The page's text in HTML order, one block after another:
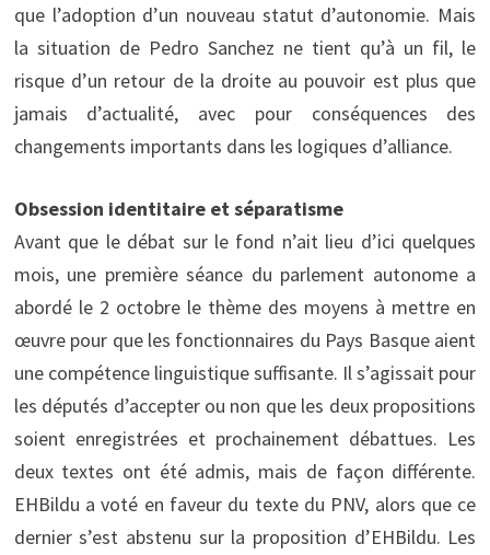
que l’adoption d’un nouveau statut d’autonomie. Mais
la situation de Pedro Sanchez ne tient qu’à un fil, le
risque d’un retour de la droite au pouvoir est plus que
jamais d’actualité, avec pour conséquences des
changements importants dans les logiques d’alliance.
Obsession identitaire et séparatisme
Avant que le débat sur le fond n’ait lieu d’ici quelques
mois, une première séance du parlement autonome a
abordé le 2 octobre le thème des moyens à mettre en
œuvre pour que les fonctionnaires du Pays Basque aient
une compétence linguistique suffisante. Il s’agissait pour
les députés d’accepter ou non que les deux propositions
soient enregistrées et prochainement débattues. Les
deux textes ont été admis, mais de façon différente.
EHBildu a voté en faveur du texte du PNV, alors que ce
dernier s’est abstenu sur la proposition d’EHBildu. Les